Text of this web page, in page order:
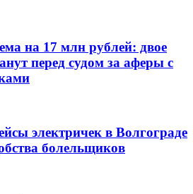
на 17 млн рублей: двое
перед судом за аферы с
электричек в Волгограде
болельщиков